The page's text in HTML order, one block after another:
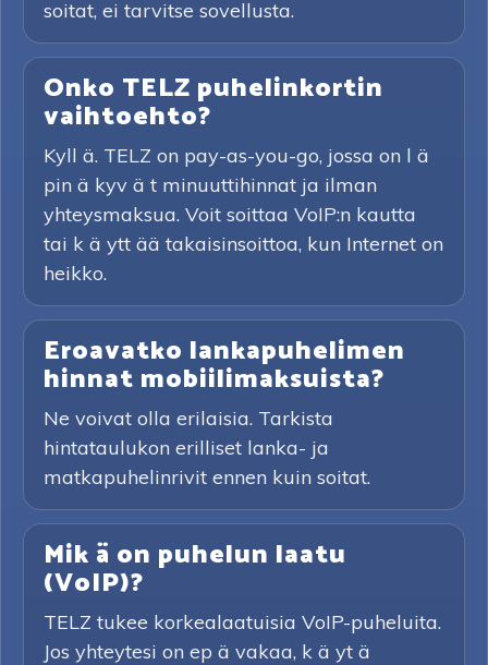
soitat, ei tarvitse sovellusta.
Onko TELZ puhelinkortin
vaihtoehto?
Kyll ä. TELZ on pay-as-you-go, jossa on l ä
pin ä kyv ä t minuuttihinnat ja ilman
yhteysmaksua. Voit soittaa VoIP:n kautta
tai k ä ytt ää takaisinsoittoa, kun Internet on
heikko.
Eroavatko lankapuhelimen
hinnat mobiilimaksuista?
Ne voivat olla erilaisia. Tarkista
hintataulukon erilliset lanka- ja
matkapuhelinrivit ennen kuin soitat.
Mik ä on puhelun laatu
(VoIP)?
TELZ tukee korkealaatuisia VoIP-puheluita.
Jos yhteytesi on ep ä vakaa, k ä yt ä